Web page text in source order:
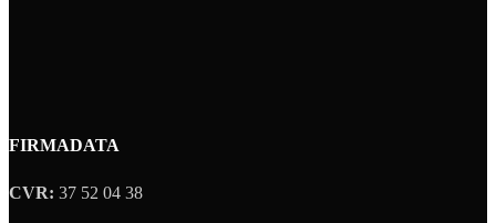
FIRMADATA
CVR: 37 52 04 38